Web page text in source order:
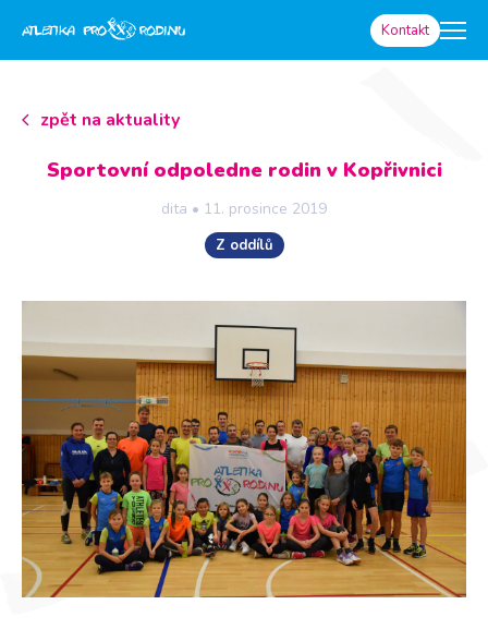
Kontakt
zpět na aktuality
Sportovní odpoledne rodin v Kopřivnici
dita • 11. prosince 2019
Z oddílů